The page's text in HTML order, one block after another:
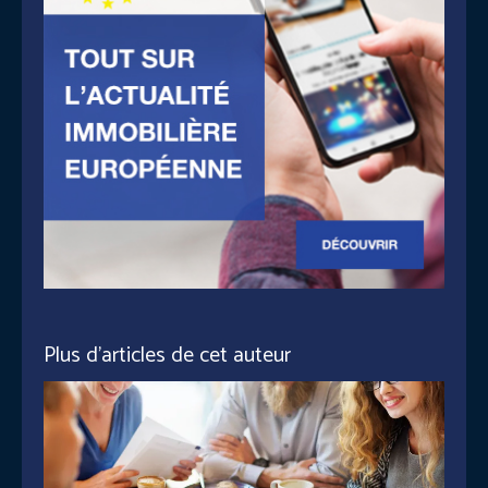
Plus d'articles de cet auteur